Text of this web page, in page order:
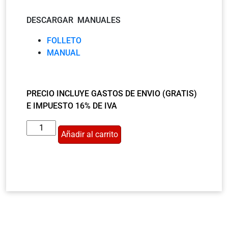
DESCARGAR MANUALES
FOLLETO
MANUAL
PRECIO INCLUYE GASTOS DE ENVIO (GRATIS)
E IMPUESTO 16% DE IVA
Añadir al carrito